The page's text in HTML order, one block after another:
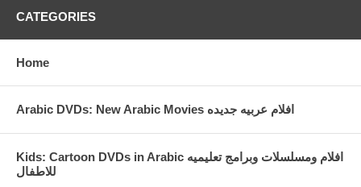
CATEGORIES
Home
Arabic DVDs: New Arabic Movies افلام عربيه جديده
Kids: Cartoon DVDs in Arabic افلام ومسلسلات وبرامج تعليميه
للاطفال